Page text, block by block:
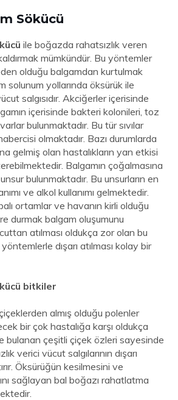
Sökücü
ile boğazda rahatsızlık veren
mümkündür. Bu yöntemler
olduğu balgamdan kurtulmak
solunum yollarında öksürük ile
salgısıdır. Akciğerler içerisinde
içerisinde bakteri kolonileri, toz
bulunmaktadır. Bu tür sıvılar
olmaktadır. Bazı durumlarda
gelmiş olan hastalıkların yan etkisi
Balgamın çoğalmasına
bulunmaktadır. Bu unsurların en
ve alkol kullanımı gelmektedir.
ortamlar ve havanın kirli olduğu
durmak balgam oluşumunu
atılması oldukça zor olan bu
yöntemlerle dışarı atılması kolay bir
bitkiler
almış olduğu polenler
bir çok hastalığa karşı oldukça
bulanan çeşitli çiçek özleri sayesinde
verici vücut salgılarının dışarı
Öksürüğün kesilmesini ve
sağlayan bal boğazı rahatlatma